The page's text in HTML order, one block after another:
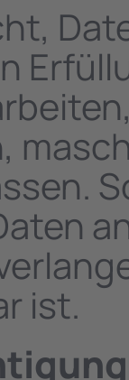
ist.